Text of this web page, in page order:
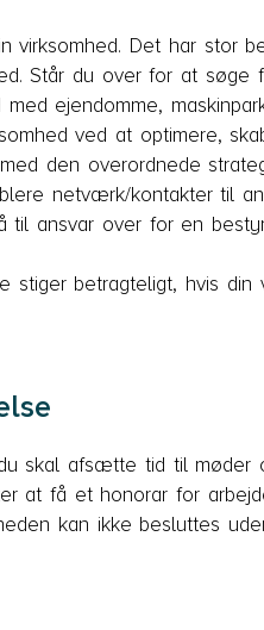
Det har stor
Står du over for at søge
ejendomme,
ved at optimere,
den overordnede
netværk/kontakter til
ansvar over for en
betragteligt, hvis din
skal afsætte tid til møder
at få et honorar for
kan ikke besluttes